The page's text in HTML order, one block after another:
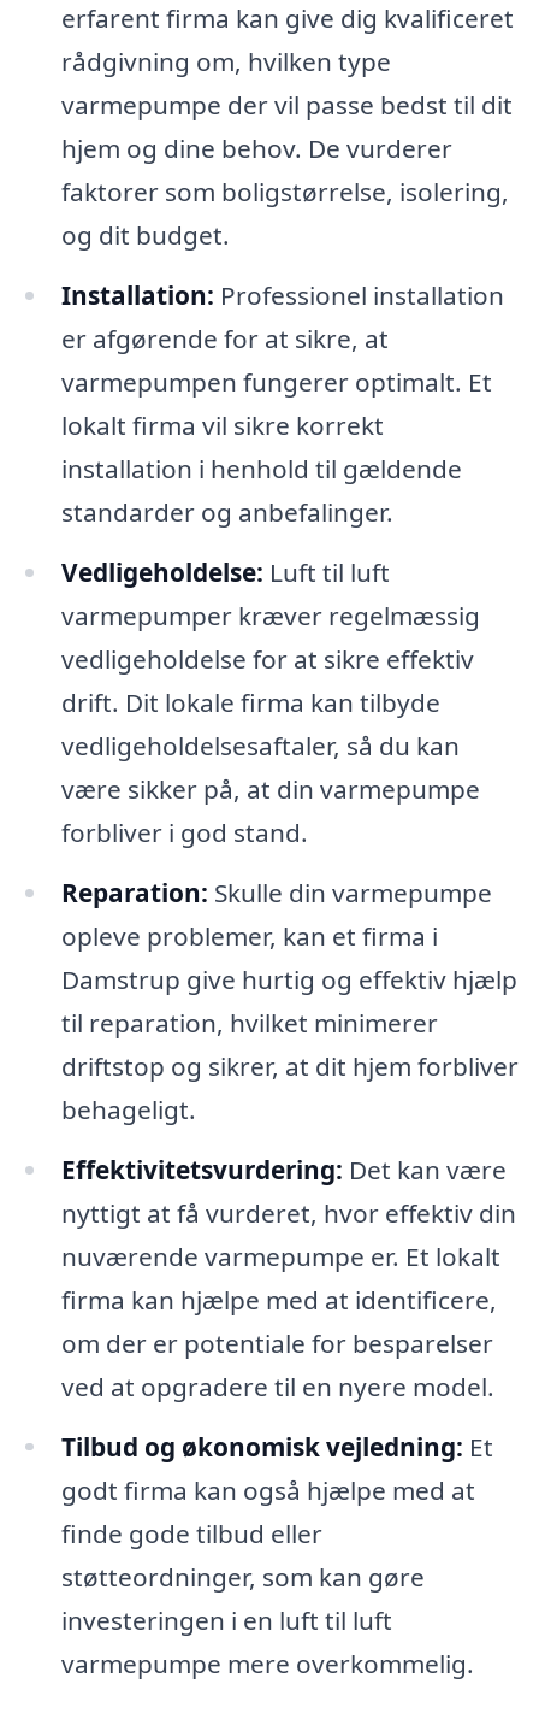
erfarent firma kan give dig kvalificeret
rådgivning om, hvilken type
varmepumpe der vil passe bedst til dit
hjem og dine behov. De vurderer
faktorer som boligstørrelse, isolering,
og dit budget.
Installation: Professionel installation
er afgørende for at sikre, at
varmepumpen fungerer optimalt. Et
lokalt firma vil sikre korrekt
installation i henhold til gældende
standarder og anbefalinger.
Vedligeholdelse: Luft til luft
varmepumper kræver regelmæssig
vedligeholdelse for at sikre effektiv
drift. Dit lokale firma kan tilbyde
vedligeholdelsesaftaler, så du kan
være sikker på, at din varmepumpe
forbliver i god stand.
Reparation: Skulle din varmepumpe
opleve problemer, kan et firma i
Damstrup give hurtig og effektiv hjælp
til reparation, hvilket minimerer
driftstop og sikrer, at dit hjem forbliver
behageligt.
Effektivitetsvurdering: Det kan være
nyttigt at få vurderet, hvor effektiv din
nuværende varmepumpe er. Et lokalt
firma kan hjælpe med at identificere,
om der er potentiale for besparelser
ved at opgradere til en nyere model.
Tilbud og økonomisk vejledning: Et
godt firma kan også hjælpe med at
finde gode tilbud eller
støtteordninger, som kan gøre
investeringen i en luft til luft
varmepumpe mere overkommelig.